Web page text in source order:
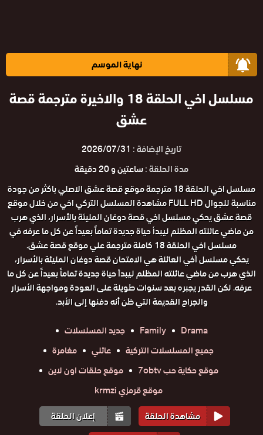
نهاية الموسم
مسلسل اخي الحلقة 18 والاخيرة مترجمة قصة
عشق
تاريخ الإضافة : 2026/07/31
مدة الحلقة :ساعتين و 20 دقيقة
مسلسل اخي الحلقة 18 مترجمة موقع قصة عشق الاصلي باكثر من جودة
مناسبة للجوال FULL HD مشاهدة المسلسل التركي اخي من خلال موقع
قصة عشق يحكي مسلسل اخي قصة دوغان المليئة بالأسرار، الذي هرب
من ماضي عائلته المظلم ليبدأ حياة جديدة تماماً بعيداً عن كل ما عرفه في
مسلسل اخي الحلقة 18 كاملة مترجمة علي موقع قصة عشق.
يحكي مسلسل أخي العائلة هي الامتحان قصة دوغان المليئة بالأسرار،
الذي هرب من ماضي عائلته المظلم ليبدأ حياة جديدة تماماً بعيداً عن كل ما
عرفه. لكن القدر يجبره بعد سنوات طويلة على العودة ومواجهة الأسرار
والجراح القديمة التي ظن أنه دفنها إلى الأبد.
Drama
Family
جديد المسلسلات
جميع المسلسلات التركية
عائلي
مغامرة
موقع حكاية حب 7obtv
موقع حلقات اون لاين
موقع قرمزي krmzi
مشاهدة الحلقة
إعلان الحلقة